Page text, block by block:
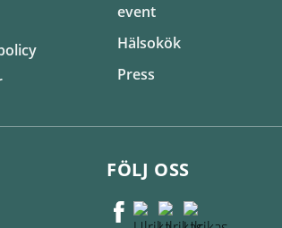
event
Hälsokök
Press
FÖLJ OSS